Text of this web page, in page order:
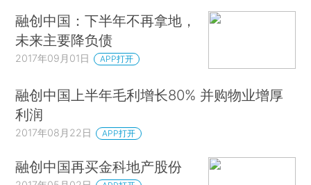
融创中国：下半年不再拿地，
未来主要降负债
2017年09月01日 APP打开
融创中国上半年毛利增长80% 并购物业增厚
利润
2017年08月22日 APP打开
融创中国再买金科地产股份